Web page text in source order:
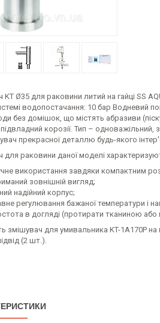
KT Ø35 для раковини литий на гайці SS
водопостачання: 10 бар Водневий
без домішок, що містять абразиви
підвладний корозії. Тип –
прекрасної деталлю будь-якого
для раковини даної моделі
використання завдяки компактним
зовнішній вигляд;
надійний корпус;
регулювання бажаної температури і
в догляді (протирати тканиною
змішувач для умивальника KT-1A170P
(2 шт.).